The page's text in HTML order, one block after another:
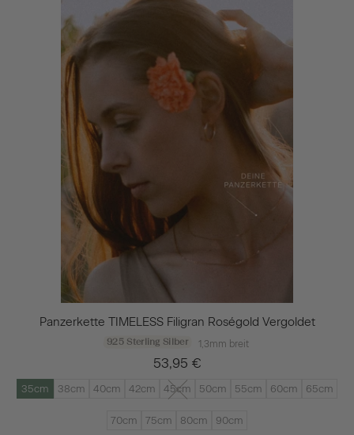
Panzerkette TIMELESS Filigran Roségold Vergoldet
925 Sterling Silber 1,3mm breit
53,95 €
35cm 38cm 40cm 42cm 45cm 50cm 55cm 60cm 65cm
70cm 75cm 80cm 90cm